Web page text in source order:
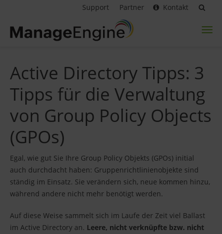
Support Partner Kontakt
Active Directory Tipps: 3
Tipps für die Verwaltung
von Group Policy Objects
(GPOs)
Egal, wie gut Sie Ihre Group Policy Objekts (GPOs) initial
auch durchdacht haben: Gruppenrichtlinienobjekte sind
ständig im Einsatz. Sie verändern sich, neue kommen hinzu,
während andere nicht mehr benötigt werden.
Auf diese Weise sammelt sich im Laufe der Zeit viel Ballast
im Active Directory an. Leere, nicht verknüpfte bzw. nicht